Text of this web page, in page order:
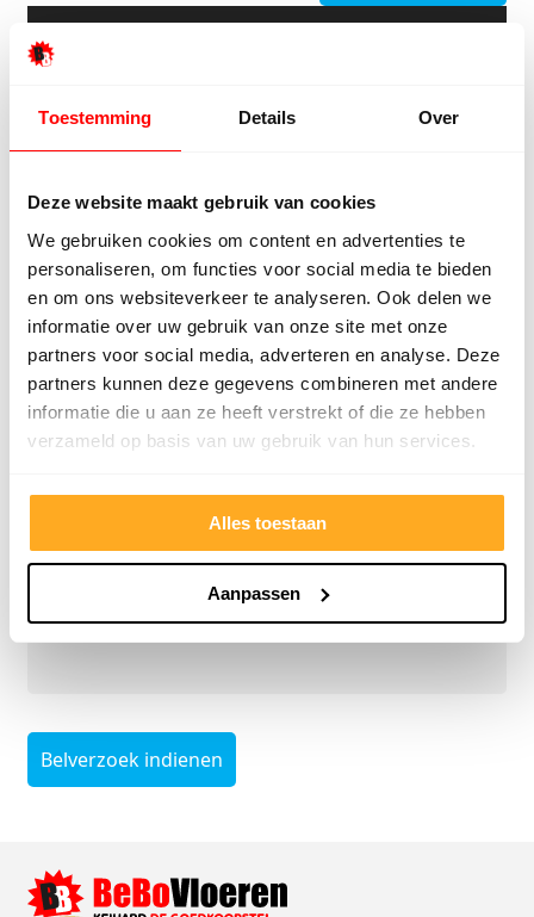
Toestemming Details Over
Deze website maakt gebruik van cookies
We gebruiken cookies om content en advertenties te
personaliseren, om functies voor social media te bieden
en om ons websiteverkeer te analyseren. Ook delen we
informatie over uw gebruik van onze site met onze
partners voor social media, adverteren en analyse. Deze
partners kunnen deze gegevens combineren met andere
informatie die u aan ze heeft verstrekt of die ze hebben
verzameld op basis van uw gebruik van hun services.
Alles toestaan
Aanpassen
Offerte van een concurrent?
Uploaden. Besparen. Klaar.
Offertekiller openen
Gratis advies op maat
persoonlijk advies.
Telefoonnummer*
Belverzoek indienen